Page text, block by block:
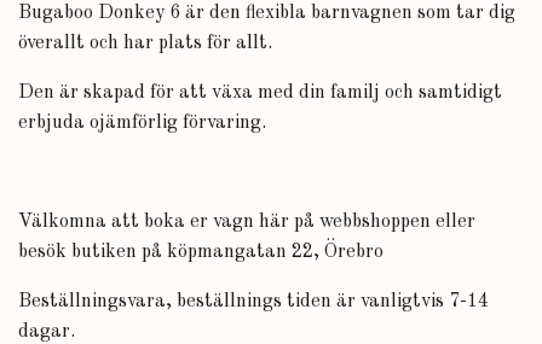
Bugaboo Donkey 6 är den flexibla barnvagnen som tar dig
överallt och har plats för allt.
Den är skapad för att växa med din familj och samtidigt
erbjuda ojämförlig förvaring.
Välkomna att boka er vagn här på webbshoppen eller
besök butiken på köpmangatan 22, Örebro
Beställningsvara, beställnings tiden är vanligtvis 7-14
dagar.